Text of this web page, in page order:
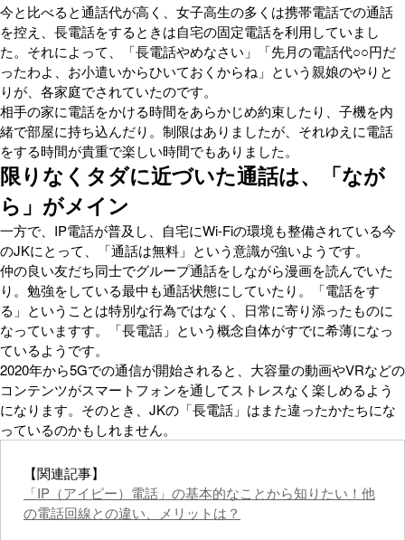
今と比べると通話代が高く、女子高生の多くは携帯電話での通話
を控え、長電話をするときは自宅の固定電話を利用していまし
た。それによって、「長電話やめなさい」「先月の電話代○○円だ
ったわよ、お小遣いからひいておくからね」という親娘のやりと
りが、各家庭でされていたのです。
相手の家に電話をかける時間をあらかじめ約束したり、子機を内
緒で部屋に持ち込んだり。制限はありましたが、それゆえに電話
をする時間が貴重で楽しい時間でもありました。
限りなくタダに近づいた通話は、「なが
ら」がメイン
一方で、IP電話が普及し、自宅にWi-Fiの環境も整備されている今
のJKにとって、「通話は無料」という意識が強いようです。
仲の良い友だち同士でグループ通話をしながら漫画を読んでいた
り。勉強をしている最中も通話状態にしていたり。「電話をす
る」ということは特別な行為ではなく、日常に寄り添ったものに
なっていますす。「長電話」という概念自体がすでに希薄になっ
ているようです。
2020年から5Gでの通信が開始されると、大容量の動画やVRなどの
コンテンツがスマートフォンを通してストレスなく楽しめるよう
になります。そのとき、JKの「長電話」はまた違ったかたちにな
っているのかもしれません。
【関連記事】
「IP（アイピー）電話」の基本的なことから知りたい！他
の電話回線との違い、メリットは？